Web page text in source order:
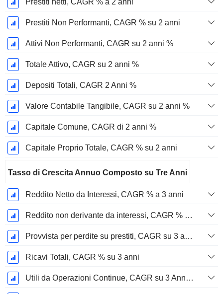
Prestiti netti, CAGR % a 2 anni
Prestiti Non Performanti, CAGR % su 2 anni
Attivi Non Performanti, CAGR su 2 anni %
Totale Attivo, CAGR su 2 anni %
Depositi Totali, CAGR 2 Anni %
Valore Contabile Tangibile, CAGR su 2 anni %
Capitale Comune, CAGR di 2 anni %
Capitale Proprio Totale, CAGR % su 2 anni
Tasso di Crescita Annuo Composto su Tre Anni
Reddito Netto da Interessi, CAGR % a 3 anni
Reddito non derivante da interessi, CAGR % a 3 anni
Provvista per perdite su prestiti, CAGR su 3 anni %
Ricavi Totali, CAGR % su 3 anni
Utili da Operazioni Continue, CAGR su 3 Anni %